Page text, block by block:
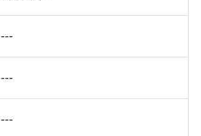
---
---
---